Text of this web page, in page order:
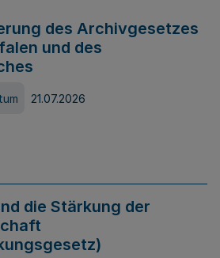
des Archivgesetzes
und des
21.07.2026
die Stärkung der